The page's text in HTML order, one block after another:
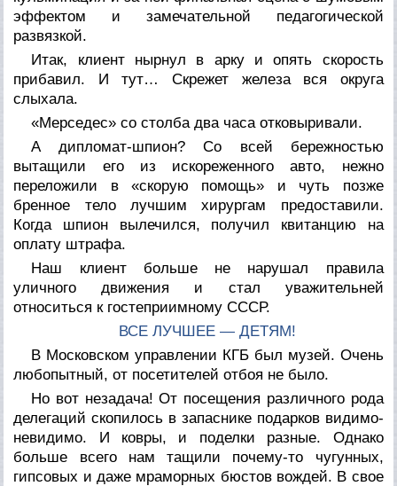
эффектом и замечательной педагогической
развязкой.
Итак, клиент нырнул в арку и опять скорость
прибавил. И тут… Скрежет железа вся округа
слыхала.
«Мерседес» со столба два часа отковыривали.
А дипломат-шпион? Со всей бережностью
вытащили его из искореженного авто, нежно
переложили в «скорую помощь» и чуть позже
бренное тело лучшим хирургам предоставили.
Когда шпион вылечился, получил квитанцию на
оплату штрафа.
Наш клиент больше не нарушал правила
уличного движения и стал уважительней
относиться к гостеприимному СССР.
ВСЕ ЛУЧШЕЕ — ДЕТЯМ!
В Московском управлении КГБ был музей. Очень
любопытный, от посетителей отбоя не было.
Но вот незадача! От посещения различного рода
делегаций скопилось в запаснике подарков видимо-
невидимо. И ковры, и поделки разные. Однако
больше всего нам тащили почему-то чугунных,
гипсовых и даже мраморных бюстов вождей. В свое